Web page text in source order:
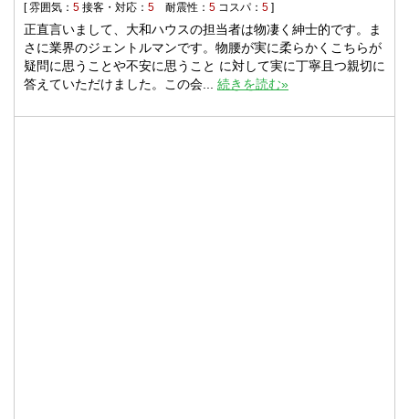
[ 雰囲気： 5 接客・対応： 5 耐震性： 5 コスパ： 5 ]
正直言いまして、大和ハウスの担当者は物凄く紳士的です。ま
さに業界のジェントルマンです。物腰が実に柔らかくこちらが
疑問に思うことや不安に思うこと に対して実に丁寧且つ親切に
答えていただけました。この会... 続きを読む»